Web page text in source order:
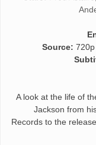
Source:
A look at the life of
Jackson from
Records to the